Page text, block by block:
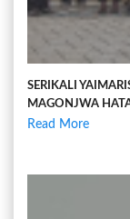
SERIKALI
MAGONJWA
Read More